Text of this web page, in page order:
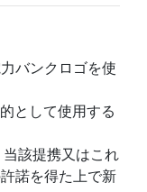
バンクロゴを使
として使用する
該提携又はこれ
諾を得た上で新